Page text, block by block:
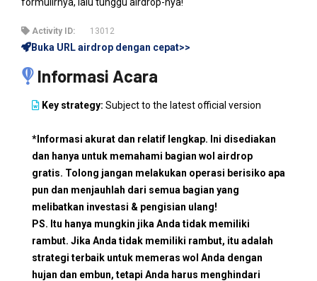
Activity ID: 13012
Buka URL airdrop dengan cepat>>
Informasi Acara
Key strategy: Subject to the latest official version
*Informasi akurat dan relatif lengkap. Ini disediakan
dan hanya untuk memahami bagian wol airdrop
gratis. Tolong jangan melakukan operasi berisiko apa
pun dan menjauhlah dari semua bagian yang
melibatkan investasi & pengisian ulang!
PS. Itu hanya mungkin jika Anda tidak memiliki
rambut. Jika Anda tidak memiliki rambut, itu adalah
strategi terbaik untuk memeras wol Anda dengan
hujan dan embun, tetapi Anda harus menghindari